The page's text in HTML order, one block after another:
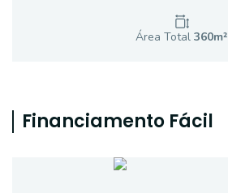
Área Total 360m²
Financiamento Fácil